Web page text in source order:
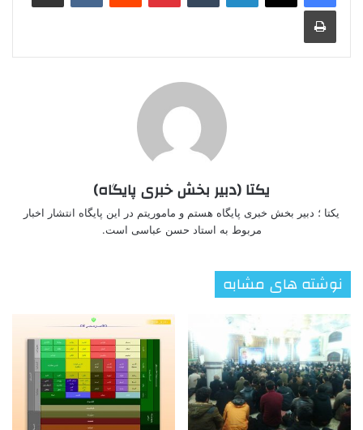
چاپ
یکتا (دبیر بخش خبری پایگاه)
یکتا ؛ دبیر بخش خبری پایگاه هستم و ماموریتم در این پایگاه انتشار اخبار
مربوط به استاد حسن عباسی است.
نوشته های مشابه